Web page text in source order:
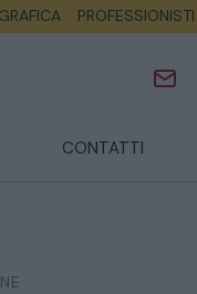
PROFESSIONISTI
CONTATTI